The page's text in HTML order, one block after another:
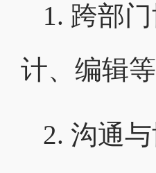
1. 跨部
计、编辑
2. 沟通